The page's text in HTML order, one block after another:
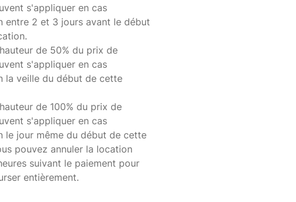
s'appliquer en cas
entre 2 et 3 jours avant le début
de 50% du prix de
s'appliquer en cas
la veille du début de cette
de 100% du prix de
s'appliquer en cas
le jour même du début de cette
pouvez annuler la location
suivant le paiement pour
entièrement.